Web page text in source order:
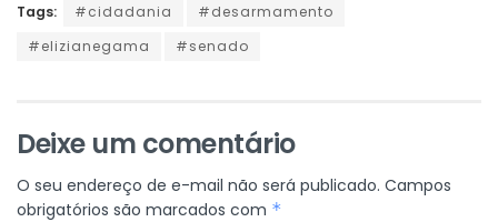
Tags: #cidadania
#desarmamento
#elizianegama
#senado
Deixe um comentário
O seu endereço de e-mail não será publicado. Campos
obrigatórios são marcados com *